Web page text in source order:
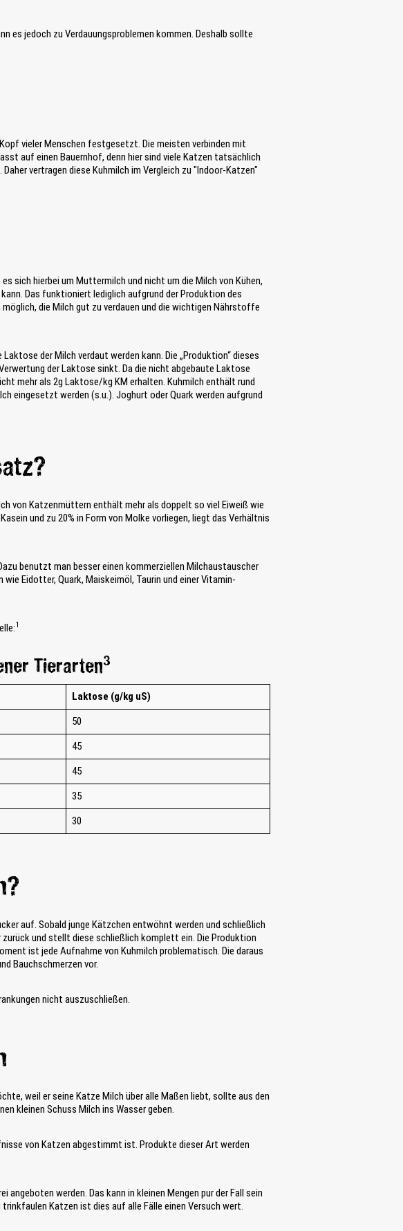
es jedoch zu Verdauungsproblemen kommen. Deshalb sollte
vieler Menschen festgesetzt. Die meisten verbinden mit
auf einen Bauernhof, denn hier sind viele Katzen tatsächlich
vertragen diese Kuhmilch im Vergleich zu "Indoor-Katzen"
sich hierbei um Muttermilch und nicht um die Milch von Kühen,
Das funktioniert lediglich aufgrund der Produktion des
die Milch gut zu verdauen und die wichtigen Nährstoffe
der Milch verdaut werden kann. Die „Produktion“ dieses
der Laktose sinkt. Da die nicht abgebaute Laktose
mehr als 2g Laktose/kg KM erhalten. Kuhmilch enthält rund
eingesetzt werden (s.u.). Joghurt oder Quark werden aufgrund
von Katzenmüttern enthält mehr als doppelt so viel Eiweiß wie
und zu 20% in Form von Molke vorliegen, liegt das Verhältnis
benutzt man besser einen kommerziellen Milchaustauscher
Eidotter, Quark, Maiskeimöl, Taurin und einer Vitamin-
1
Tierarten3
Laktose (g/kg uS)
50
45
45
35
30
auf. Sobald junge Kätzchen entwöhnt werden und schließlich
und stellt diese schließlich komplett ein. Die Produktion
ist jede Aufnahme von Kuhmilch problematisch. Die daraus
Bauchschmerzen vor.
nicht auszuschließen.
weil er seine Katze Milch über alle Maßen liebt, sollte aus den
kleinen Schuss Milch ins Wasser geben.
von Katzen abgestimmt ist. Produkte dieser Art werden
werden. Das kann in kleinen Mengen pur der Fall sein
Katzen ist dies auf alle Fälle einen Versuch wert.